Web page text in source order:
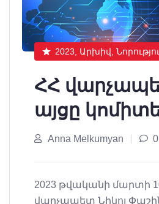
2023, Արխիվ,
ՀՀ
այցը
Anna Melkumyan
2023 թվականի մարտի
վարչապետ Նիկոլ